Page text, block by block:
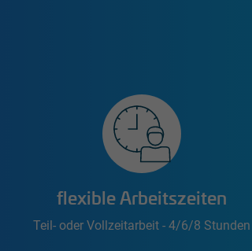
flexible Arbeitszeiten
Teil- oder Vollzeitarbeit - 4/6/8 Stunden